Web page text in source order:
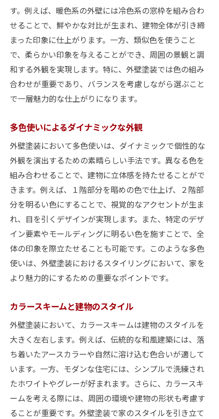
す。例えば、暖色系の外壁には冷色系の窓枠を組み合わ
せることで、鮮やかな対比が生まれ、建物全体が引き締
まった印象に仕上がります。一方、類似色を使うこと
で、柔らかい印象を与えることができ、周囲の景観と調
和する外観を実現します。特に、外壁塗装では色の組み
合わせが重要であり、バランスを考慮しながら選ぶこと
で一層魅力的な仕上がりになります。
多色使いによるダイナミックな外観
外壁塗装において多色使いは、ダイナミックで個性的な
外観を演出するための素晴らしい手法です。異なる色を
組み合わせることで、建物に立体感を持たせることがで
きます。例えば、１階部分を暗めの色で仕上げ、２階部
分を明るい色にすることで、視覚的なアクセントが生ま
れ、目を引くデザインが実現します。また、特定のデザ
イン要素やモールディングに明るい色を施すことで、全
体の印象を際立たせることも可能です。このような多色
使いは、外壁塗装におけるスタイリングにおいて、家を
より魅力的にするための重要なポイントです。
カラースキームと建物のスタイル
外壁塗装において、カラースキームは建物のスタイルを
大きく左右します。例えば、伝統的な和風建築には、落
ち着いたアースカラーや自然に溶け込む色合いが適して
います。一方、モダンな住宅には、シンプルで洗練され
たホワイトやグレーが好まれます。さらに、カラースキ
ームを考える際には、周囲の環境や建物の形状も考慮す
ることが重要です。外壁塗装で家のスタイルを引き立て